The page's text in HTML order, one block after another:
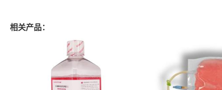
相关产品：